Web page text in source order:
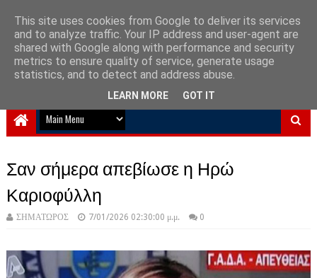
NewPlanet09
Ειδήσεις νέα από την Ελλάδα και τον κόσμο
Σαν σήμερα απεβίωσε η Ηρώ
Καριοφύλλη
ΣΗΜΑΤΩΡΟΣ 7/01/2026 02:30:00 μ.μ. 0
This site uses cookies from Google to deliver its services
and to analyze traffic. Your IP address and user-agent are
shared with Google along with performance and security
metrics to ensure quality of service, generate usage
statistics, and to detect and address abuse.
LEARN MORE GOT IT